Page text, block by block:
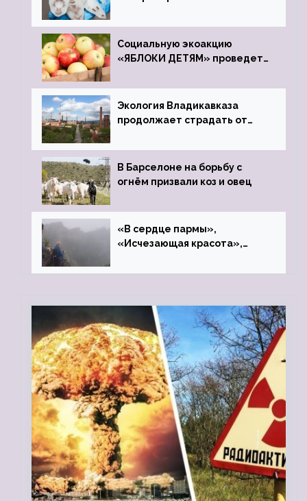
Социальную экоакцию
«ЯБЛОКИ ДЕТЯМ» проведет
Экология Владикавказа
продолжает страдать от
В Барселоне на борьбу с
огнём призвали коз и овец
«В сердце пармы»,
«Исчезающая красота»,